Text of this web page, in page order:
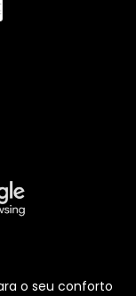
o seu conforto